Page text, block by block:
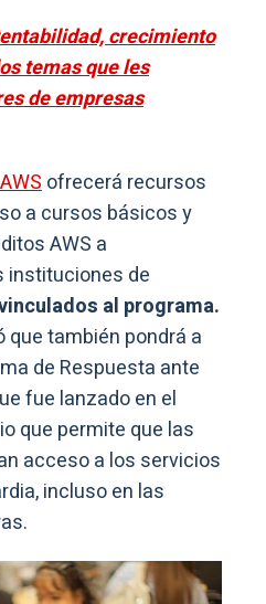
crecimiento
temas que les
de empresas
AWSofrecerá recursos
a cursos básicos y
AWS a
instituciones de
al programa.
también pondrá a
de Respuesta ante
fue lanzado en el
que permite que las
acceso a los servicios
incluso en las